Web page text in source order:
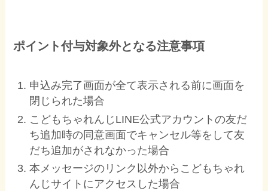
ポイント付与対象外となる注意事項
申込み完了画面が全て表示される前に画面を
閉じられた場合
こどもちゃれんじLINE公式アカウントの友だ
ち追加時の同意画面でキャンセル等をして友
だち追加がされなかった場合
本メッセージのリンク以外からこどもちゃれ
んじサイトにアクセスした場合